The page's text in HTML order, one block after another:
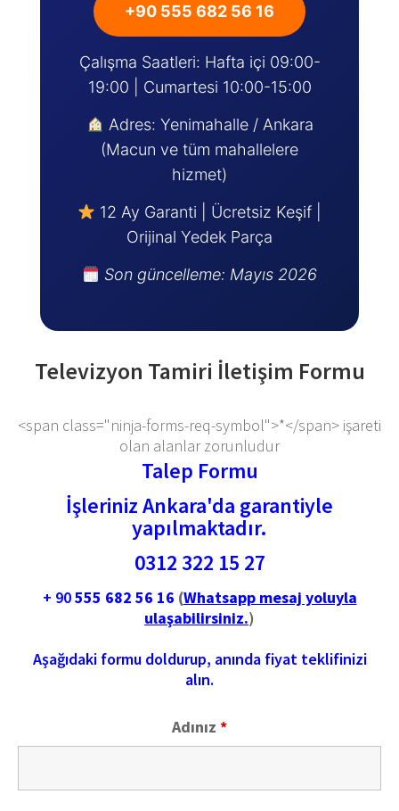
+90 555 682 56 16
Çalışma Saatleri: Hafta içi 09:00-
19:00 | Cumartesi 10:00-15:00
Adres: Yenimahalle / Ankara
(Macun ve tüm mahallelere
hizmet)
12 Ay Garanti | Ücretsiz Keşif |
Orijinal Yedek Parça
Son güncelleme: Mayıs 2026
Televizyon Tamiri İletişim Formu
<span class="ninja-forms-req-symbol">*</span> işareti
olan alanlar zorunludur
Talep Formu
İşleriniz Ankara'da garantiyle
yapılmaktadır.
0312 322 15 27
+ 90555 682 56 16 (Whatsapp mesaj yoluyla
ulaşabilirsiniz.)
Aşağıdaki formu doldurup, anında fiyat teklifinizi
alın.
Adınız *